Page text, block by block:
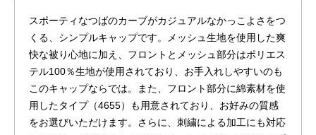
スポーティなつばのカーブがカジュアルなかっこよさをつ
くる、シンプルキャップです。メッシュ生地を使用した爽
快な被り心地に加え、フロントとメッシュ部分はポリエス
テル100％生地が使用されており、お手入れしやすいのも
このキャップならでは。また、フロント部分に綿素材を使
用したタイプ（4655）も用意されており、お好みの質感
をお選びいただけます。さらに、刺繍による加工にも対応